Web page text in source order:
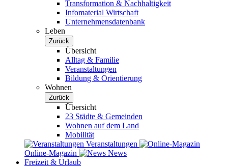
Transformation & Nachhaltigkeit
Infomaterial Wirtschaft
Unternehmensdatenbank
Leben
Zurück
Übersicht
Alltag & Familie
Veranstaltungen
Bildung & Orientierung
Wohnen
Zurück
Übersicht
23 Städte & Gemeinden
Wohnen auf dem Land
Mobilität
Veranstaltungen
Online-Magazin
News
Freizeit & Urlaub